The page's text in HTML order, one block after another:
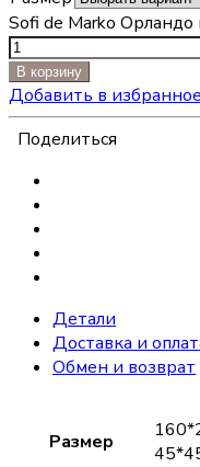
Sofi de Marko Орландо
В корзину
Добавить в избранное
Поделиться
Детали
Доставка и
Обмен и возврат
Размер